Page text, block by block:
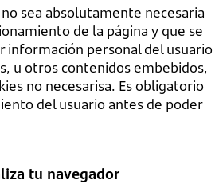
sea absolutamente necesaria
de la página y que se
información personal del usuario
u otros contenidos embebidos,
no necesarisa. Es obligatorio
del usuario antes de poder
tu navegador